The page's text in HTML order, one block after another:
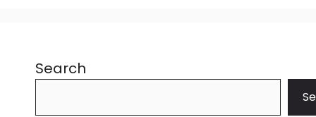
Search